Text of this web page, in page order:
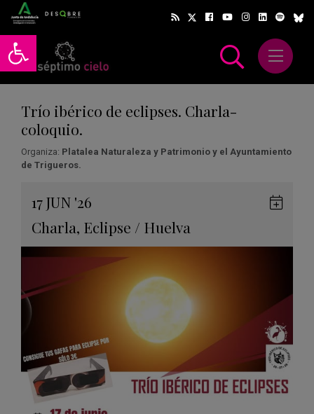
Abrir barra de herramientas
Abrir
Trío ibérico de eclipses. Charla-
coloquio.
Organiza: Platalea Naturaleza y Patrimonio y el Ayuntamiento
de Trigueros.
17JUN '26
Charla, Eclipse / Huelva